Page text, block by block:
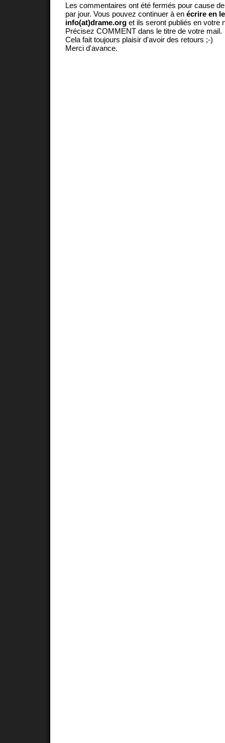
Les commentaires ont été fermés pour cause
par jour. Vous pouvez continuer à en écrire en
info(at)drame.org et ils seront publiés en votre
Précisez COMMENT dans le titre de votre mail.
Cela fait toujours plaisir d'avoir des retours ;-)
Merci d'avance.